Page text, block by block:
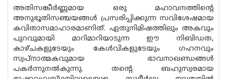
അതിസങ്കീർണ്ണമായ ഒരു മഹാവനത്തിന്റെ
അനുഭൂതിസഞ്ചയങ്ങൾ പ്രസരിപ്പിക്കുന്ന സവിശേഷമായ
കവിതാസമാഹാരമാണിത്. ഏതുനിമിഷത്തിലും അകവും
പുറവുമായി മാറിമാറിയാടുന്ന ഈ നിബിഡത,
കാഴ്ചകളുടേയും കേൾവികളുടേയും ഗഹനവും
സ്വപ്‌നാത്മകവുമായ ഭാവനാഖണ്ഡ‌ങ്ങൾ
പകർന്നുനൽകുന്നു. തന്റെ ബഹുസ്വരമായ